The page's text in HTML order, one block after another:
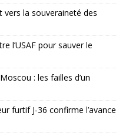
vers la souveraineté des
l’USAF pour sauver le
: les failles d’un
furtif J-36 confirme l’avance